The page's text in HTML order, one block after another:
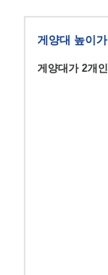
게양대 높이
게양대가 2개